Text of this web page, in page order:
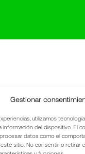
Gestionar
utilizamos
información del dispositivo. El
datos como el
sitio. No consentir o retirar